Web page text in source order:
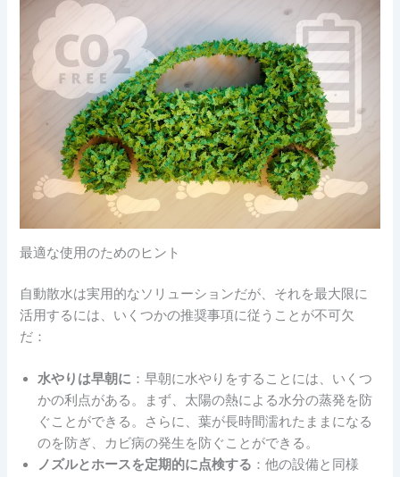
最適な使用のためのヒント
自動散水は実用的なソリューションだが、それを最大限に
活用するには、いくつかの推奨事項に従うことが不可欠
だ：
水やりは早朝に ：早朝に水やりをすることには、いくつ
かの利点がある。まず、太陽の熱による水分の蒸発を防
ぐことができる。さらに、葉が長時間濡れたままになる
のを防ぎ、カビ病の発生を防ぐことができる。
ノズルとホースを定期的に点検する ：他の設備と同様